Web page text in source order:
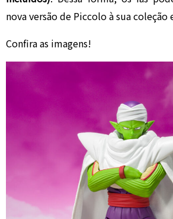
nova versão de Piccolo à sua coleção
Confira as imagens!